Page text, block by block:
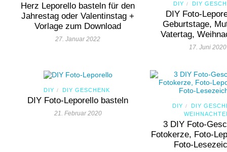
Herz Leporello basteln für den
Jahrestag oder Valentinstag +
Vorlage zum Download
27. Januar 2022
DIY / DIY
DIY Foto-
Geburtstage,
Vatertag,
17. Juni 2020
DIY / DIY GESCHENK
DIY Foto-Leporello basteln
21. Februar 2020
DIY /
DIY
3 DIY Foto-
Fotokerze, Foto-
Foto-